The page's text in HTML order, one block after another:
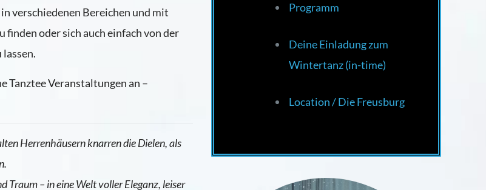
verschiedenen Bereichen und mit
oder sich auch einfach von der
Tanztee Veranstaltungen an –
Herrenhäusern knarren die Dielen, als
Traum – in eine Welt voller Eleganz, leiser
Programm
Deine Einladung zum
Wintertanz (in-time)
Location / Die Freusburg